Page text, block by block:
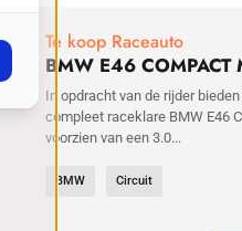
Te koop Raceauto
BMW E46 COMPACT
MOTOR
In opdracht van de rijder
compleet raceklare BMW E46
voorzien van een 3.0...
BMW Circuit